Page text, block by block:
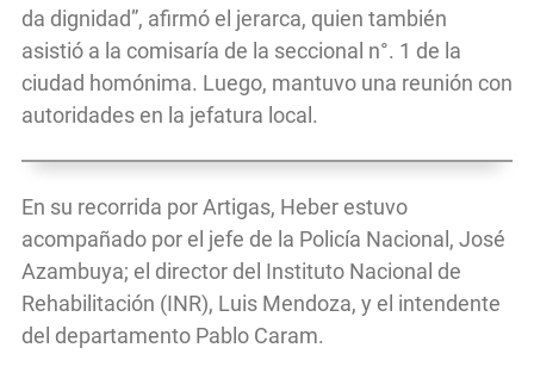
da dignidad”, afirmó el jerarca, quien también
asistió a la comisaría de la seccional n°. 1 de la
ciudad homónima. Luego, mantuvo una reunión con
autoridades en la jefatura local.
En su recorrida por Artigas, Heber estuvo
acompañado por el jefe de la Policía Nacional, José
Azambuya; el director del Instituto Nacional de
Rehabilitación (INR), Luis Mendoza, y el intendente
del departamento Pablo Caram.